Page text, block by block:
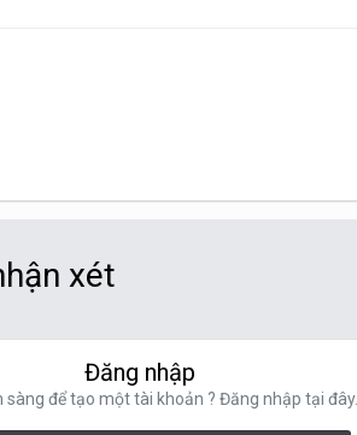
xét
Đăng nhập
sàng để tạo một tài khoản ? Đăng nhập tại đây.